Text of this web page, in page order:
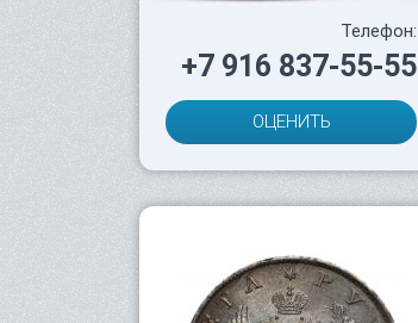
Телефон:
+7 916 837-55-55
ОЦЕНИТЬ